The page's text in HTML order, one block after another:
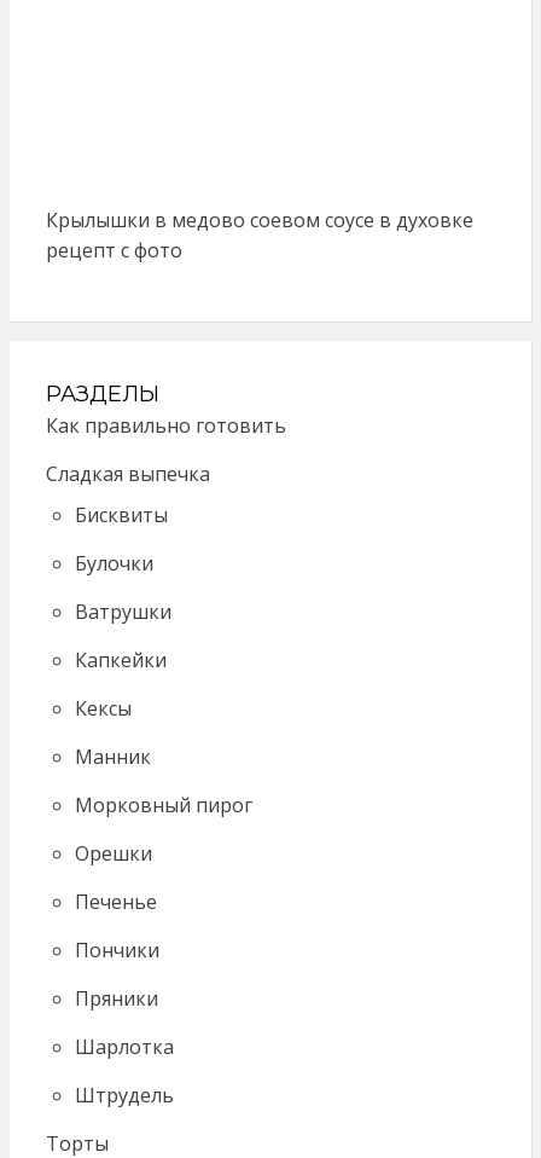
Крылышки в медово соевом соусе в духовке
рецепт с фото
РАЗДЕЛЫ
Как правильно готовить
Сладкая выпечка
Бисквиты
Булочки
Ватрушки
Капкейки
Кексы
Манник
Морковный пирог
Орешки
Печенье
Пончики
Пряники
Шарлотка
Штрудель
Торты